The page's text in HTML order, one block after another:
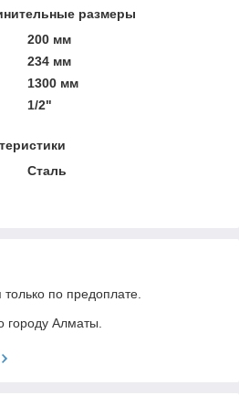
размеры
200 мм
234 мм
1300 мм
1/2"
Сталь
по предоплате.
городу Алматы.